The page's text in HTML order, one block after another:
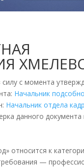
с момента
Начальник
Начальник отдела
данного
относится к
—